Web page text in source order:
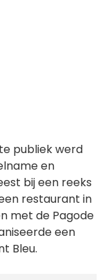
publiek werd
en
bij een reeks
restaurant in
met de Pagode
een
Bleu.